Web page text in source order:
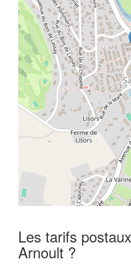
Les tarifs
Arnoult ?